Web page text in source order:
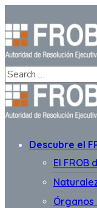
Descubre el
El FROB
Órganos